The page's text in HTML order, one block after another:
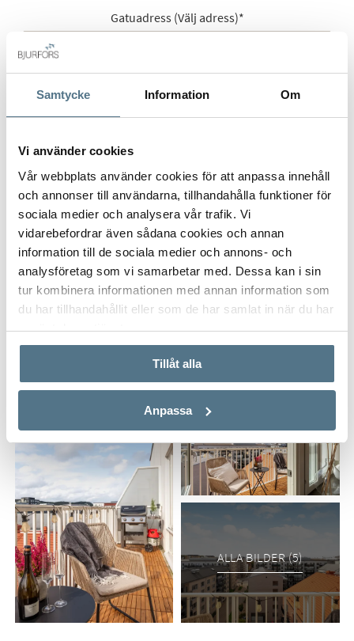
Samtycke Information Om
Vi använder cookies
Vår webbplats använder cookies för att anpassa innehåll
och annonser till användarna, tillhandahålla funktioner för
sociala medier och analysera vår trafik. Vi
vidarebefordrar även sådana cookies och annan
information till de sociala medier och annons- och
analysföretag som vi samarbetar med. Dessa kan i sin
tur kombinera informationen med annan information som
du har tillhandahållit eller som de har samlat in när du har
använt deras tjänster.
Tillåt alla
Anpassa
Gatuadress (Välj adress)*
Postnummer*
Ange ditt postnummer (5 siffror utan mellanslag)
ALLA BILDER (5)